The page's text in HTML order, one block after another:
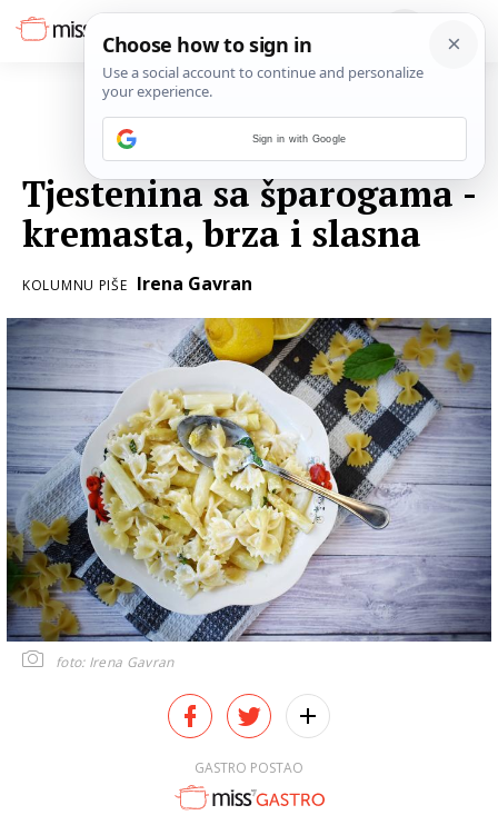
Tjestenina sa šparogama -
kremasta, brza i slasna
KOLUMNU PIŠE Irena Gavran
foto: Irena Gavran
GASTRO POSTAO
Sign in with Google